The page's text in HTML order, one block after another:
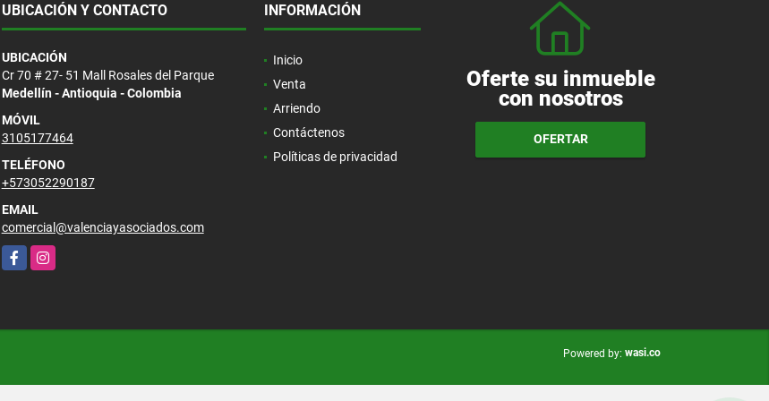
UBICACIÓN Y CONTACTO
UBICACIÓN
Cr 70 # 27- 51 Mall Rosales del Parque
Medellín - Antioquia - Colombia
MÓVIL
3105177464
TELÉFONO
+573052290187
EMAIL
comercial@valenciayasociados.com
FacebookInstagram
INFORMACIÓN
Inicio
Venta
Arriendo
Contáctenos
Políticas de privacidad
Oferte su inmueble
con nosotros
OFERTAR
Powered by: wasi.co